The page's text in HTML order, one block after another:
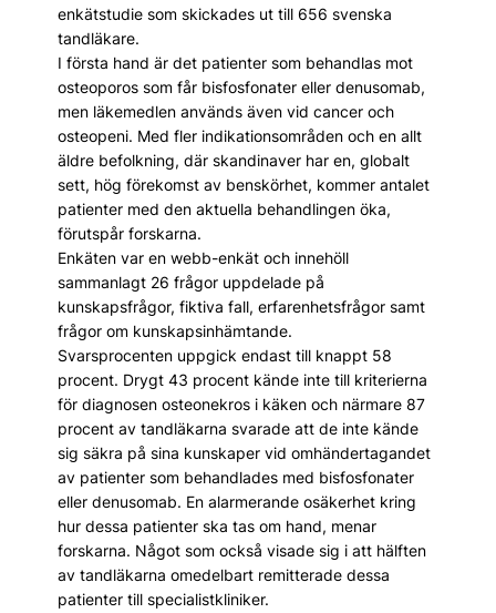
enkätstudie som skickades ut till 656 svenska
tandläkare.
I första hand är det patienter som behandlas mot
osteoporos som får bisfosfonater eller denusomab,
men läkemedlen används även vid cancer och
osteopeni. Med fler indikationsområden och en allt
äldre befolkning, där skandinaver har en, globalt
sett, hög förekomst av benskörhet, kommer antalet
patienter med den aktuella behandlingen öka,
förutspår forskarna.
Enkäten var en webb-enkät och innehöll
sammanlagt 26 frågor uppdelade på
kunskapsfrågor, fiktiva fall, erfarenhetsfrågor samt
frågor om kunskapsinhämtande.
Svarsprocenten uppgick endast till knappt 58
procent. Drygt 43 procent kände inte till kriterierna
för diagnosen osteonekros i käken och närmare 87
procent av tandläkarna svarade att de inte kände
sig säkra på sina kunskaper vid omhändertagandet
av patienter som behandlades med bisfosfonater
eller denusomab. En alarmerande osäkerhet kring
hur dessa patienter ska tas om hand, menar
forskarna. Något som också visade sig i att hälften
av tandläkarna omedelbart remitterade dessa
patienter till specialistkliniker.